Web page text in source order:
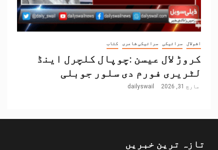
اشولال سرائیکی سرائیکی شاعری کتاب
کروڑ لال عیسن :چوپال کلچرل اینڈ
لٹریری فورم دی سلور جوبلی
مارچ 31, 2026 dailyswail
تازہ ترین خبریں